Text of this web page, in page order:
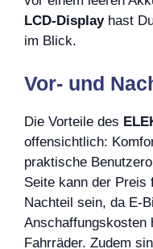
LCD-Displayhast
im Blick.
Vor- und
Die Vorteile des
offensichtlich:
praktische
Seite kann der Preis
Nachteil sein, da E-
Anschaffungskosten
Fahrräder. Zudem